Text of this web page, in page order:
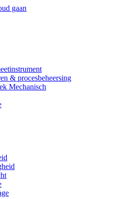
gaan
& procesbeheersing
Mechanisch